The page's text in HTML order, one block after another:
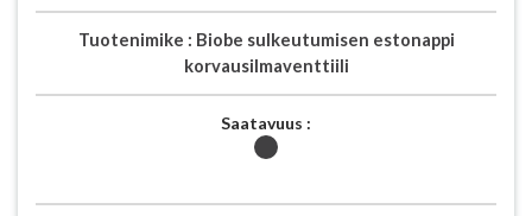
Tuotenimike : Biobe sulkeutumisen estonappi
korvausilmaventtiili
Saatavuus :